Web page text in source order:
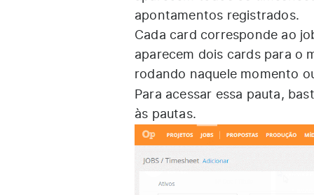
apontamentos registrados.
Cada card corresponde ao
aparecem dois cards para o
rodando naquele momento
Para acessar essa pauta,
às pautas.